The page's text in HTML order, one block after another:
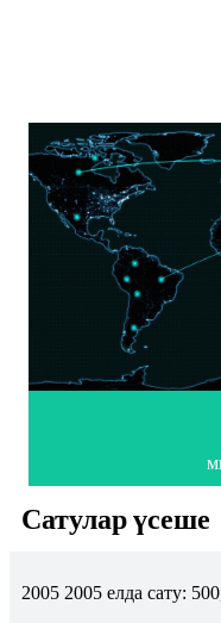
Сатулар үсеше
2005 2005 елда сату: